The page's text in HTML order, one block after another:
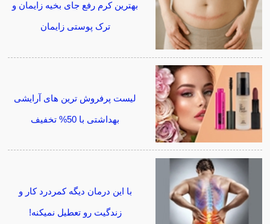
بهترین کرم رفع جای بخیه زایمان و
ترک پوستی زایمان
لیست پرفروش ترین های آرایشی
بهداشتی با 50% تخفیف
با این درمان دیگه کمردرد کار و
زندگیت رو تعطیل نمیکنه!